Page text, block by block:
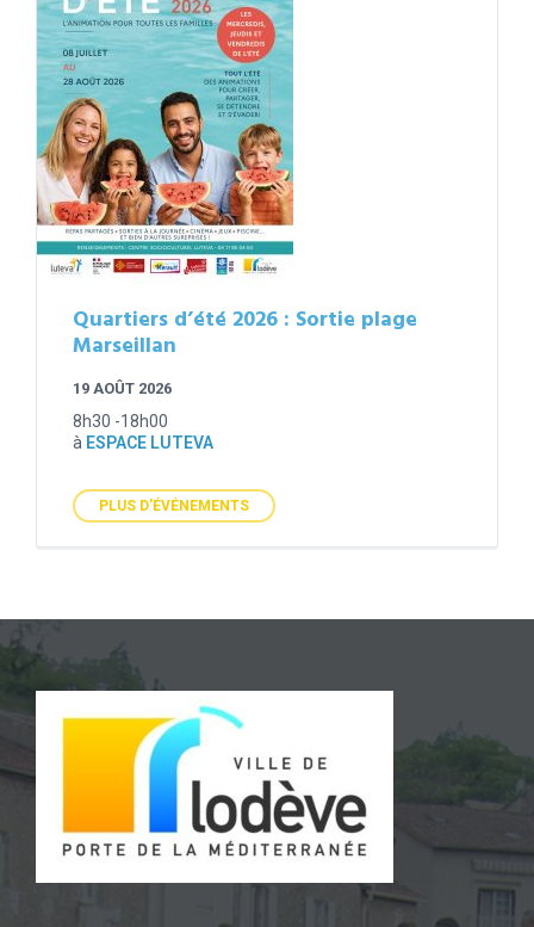
Quartiers d’été 2026 : Sortie plage
Marseillan
19 AOÛT 2026
8h30 -18h00
à ESPACE LUTEVA
PLUS D'ÉVÉNEMENTS